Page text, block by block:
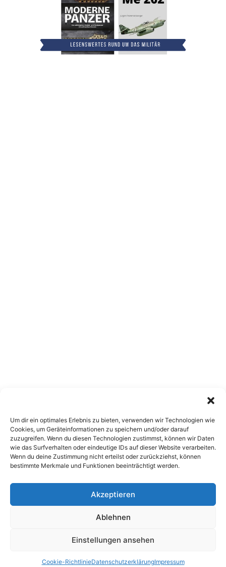
Um dir ein optimales Erlebnis zu bieten, verwenden wir Technologien wie
Cookies, um Geräteinformationen zu speichern und/oder darauf
zuzugreifen. Wenn du diesen Technologien zustimmst, können wir Daten
wie das Surfverhalten oder eindeutige IDs auf dieser Website verarbeiten.
Wenn du deine Zustimmung nicht erteilst oder zurückziehst, können
bestimmte Merkmale und Funktionen beeinträchtigt werden.
Akzeptieren
Ablehnen
Einstellungen ansehen
Cookie-RichtlinieDatenschutzerklärungImpressum
Copyright 2026, All Rights Reserved